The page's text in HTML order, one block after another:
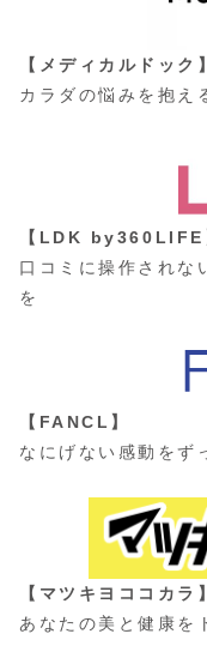
【メディカルドック】
カラダの悩みを抱え
【LDK by360LIFE
口コミに操作されな
を
【FANCL】
なにげない感動をず
【マツキヨココカラ】
あなたの美と健康を